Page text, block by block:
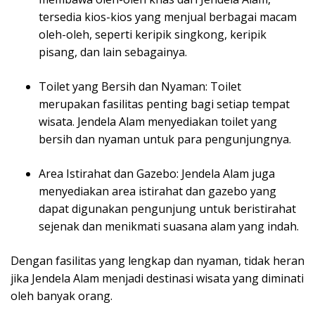
tersedia kios-kios yang menjual berbagai macam
oleh-oleh, seperti keripik singkong, keripik
pisang, dan lain sebagainya.
Toilet yang Bersih dan Nyaman: Toilet
merupakan fasilitas penting bagi setiap tempat
wisata. Jendela Alam menyediakan toilet yang
bersih dan nyaman untuk para pengunjungnya.
Area Istirahat dan Gazebo: Jendela Alam juga
menyediakan area istirahat dan gazebo yang
dapat digunakan pengunjung untuk beristirahat
sejenak dan menikmati suasana alam yang indah.
Dengan fasilitas yang lengkap dan nyaman, tidak heran
jika Jendela Alam menjadi destinasi wisata yang diminati
oleh banyak orang.